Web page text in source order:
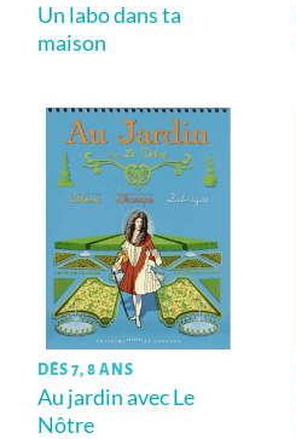
Un labo dans ta
maison
DÈS 7, 8 ANS
Au jardin avec Le
Nôtre